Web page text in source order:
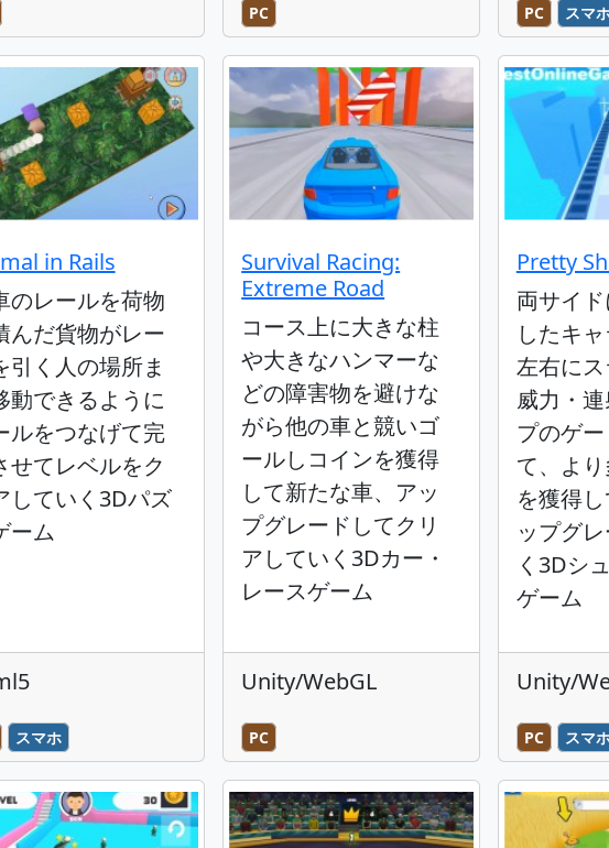
PC PC スマ
in Rails
のレールを荷物
んだ貨物がレー
引く人の場所ま
動できるように
ルをつなげて完
せてレベルをク
していく3Dパズ
ーム
スマホ
Survival Racing:
Extreme Road
コース上に大きな柱
や大きなハンマーな
どの障害物を避けな
がら他の車と競いゴ
ールしコインを獲得
して新たな車、アッ
プグレードしてクリ
アしていく3Dカー・
レースゲーム
Unity/WebGL
PC
Pretty
両サイ
したキ
左右に
威力・
プのゲ
て、よ
を獲得
ップグ
く3Dシ
ゲーム
Unity/
PC スマ